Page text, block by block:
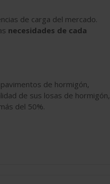
de carga del mercado.
necesidades de cada
de hormigón,
de sus losas de hormigón,
del 50%.